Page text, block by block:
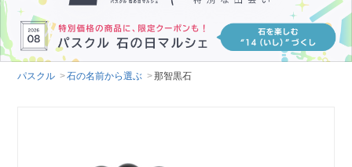
パスクル 石の名前から選ぶ 那智黒石